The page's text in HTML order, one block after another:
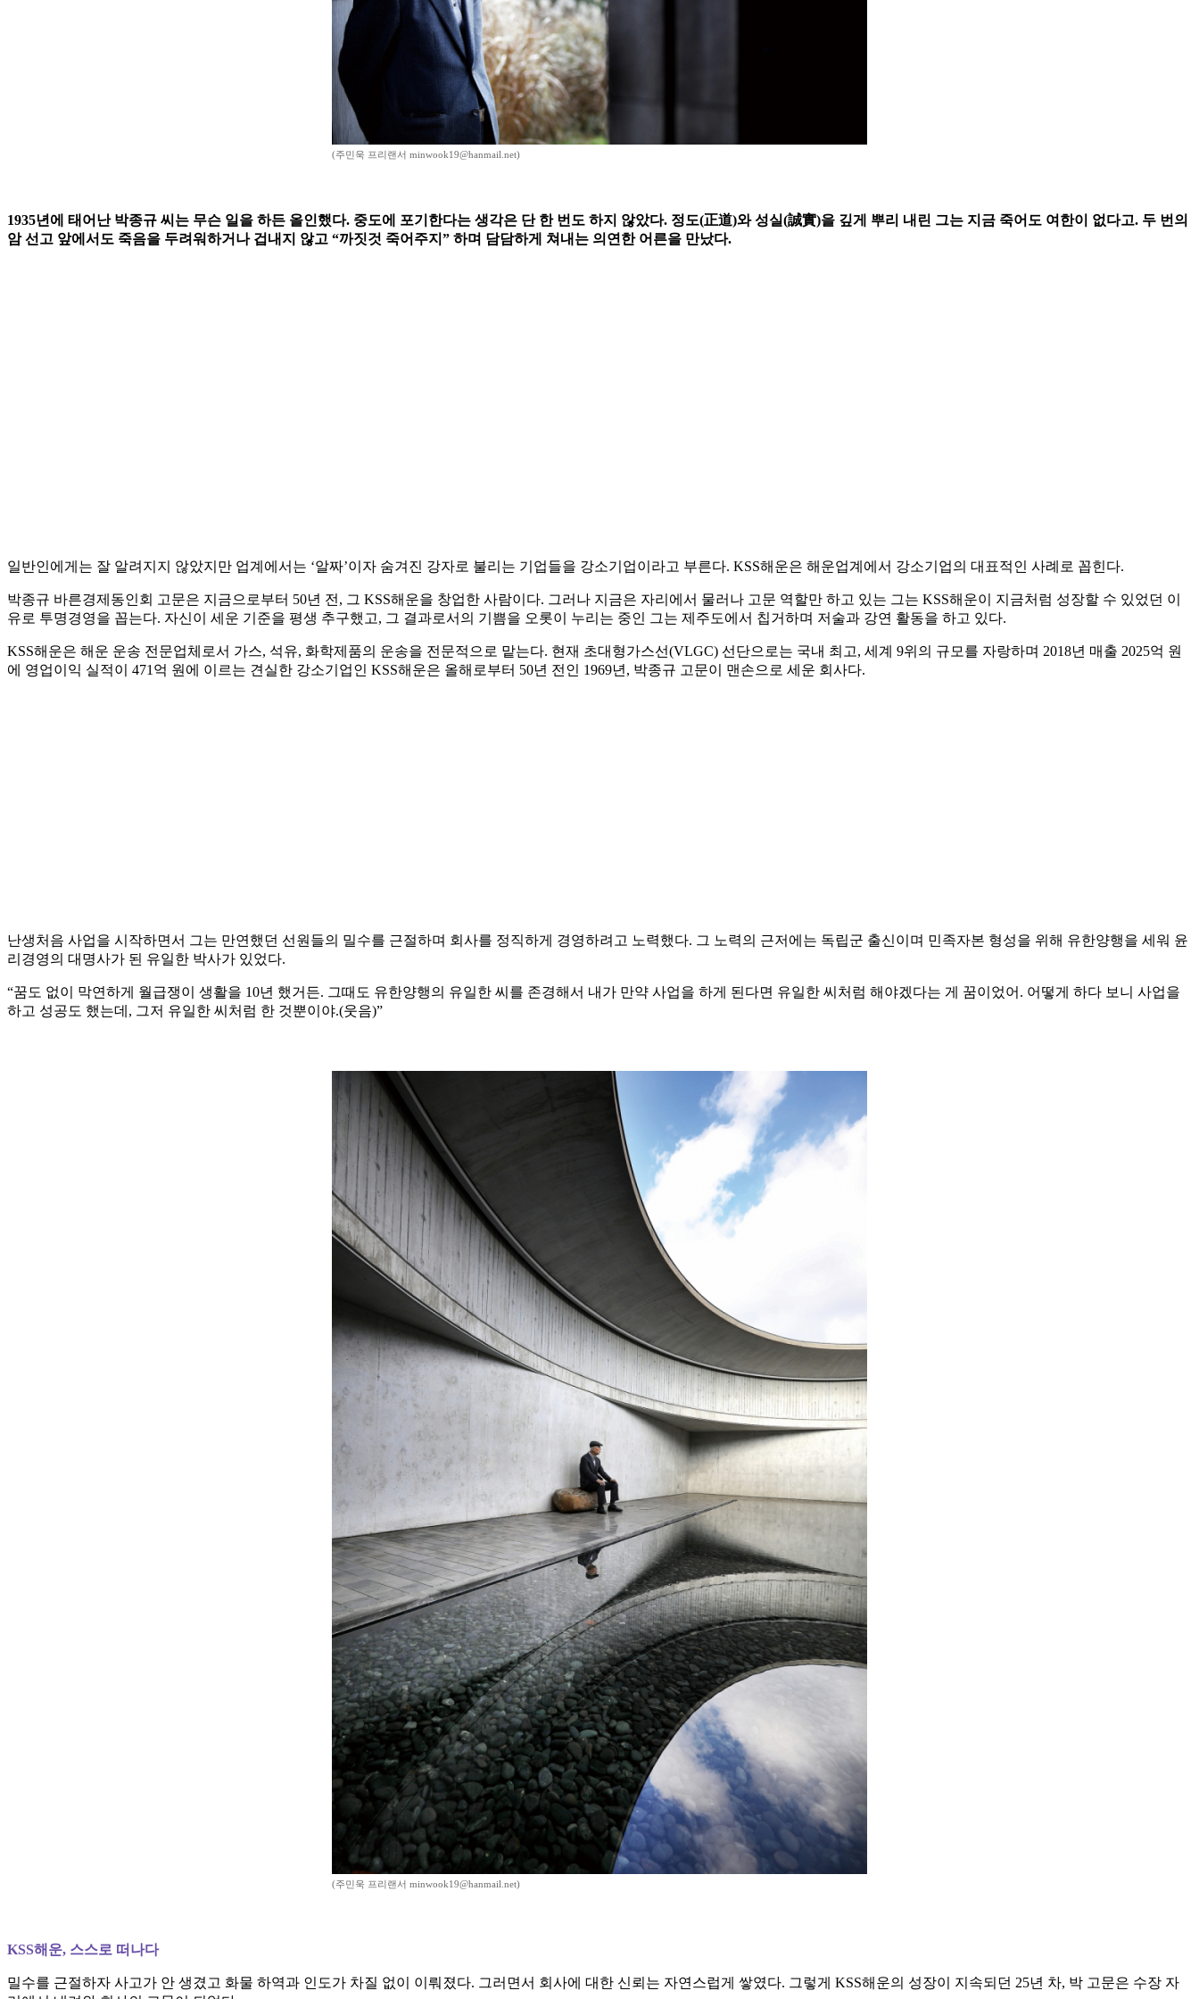
(주민욱 프리랜서 minwook19@hanmail.net)
1935년에 태어난 박종규 씨는 무슨 일을 하든 올인했다. 중도에 포기한다는 생각은 단 한 번도 하지 않았다. 정도(正道)와 성실(誠實)을 깊게 뿌리 내린 그는 지금 죽어도 여한이 없다고. 두 번의
암 선고 앞에서도 죽음을 두려워하거나 겁내지 않고 “까짓것 죽어주지” 하며 담담하게 쳐내는 의연한 어른을 만났다.
일반인에게는 잘 알려지지 않았지만 업계에서는 ‘알짜’이자 숨겨진 강자로 불리는 기업들을 강소기업이라고 부른다. KSS해운은 해운업계에서 강소기업의 대표적인 사례로 꼽힌다.
박종규 바른경제동인회 고문은 지금으로부터 50년 전, 그 KSS해운을 창업한 사람이다. 그러나 지금은 자리에서 물러나 고문 역할만 하고 있는 그는 KSS해운이 지금처럼 성장할 수 있었던 이
유로 투명경영을 꼽는다. 자신이 세운 기준을 평생 추구했고, 그 결과로서의 기쁨을 오롯이 누리는 중인 그는 제주도에서 칩거하며 저술과 강연 활동을 하고 있다.
KSS해운은 해운 운송 전문업체로서 가스, 석유, 화학제품의 운송을 전문적으로 맡는다. 현재 초대형가스선(VLGC) 선단으로는 국내 최고, 세계 9위의 규모를 자랑하며 2018년 매출 2025억 원
에 영업이익 실적이 471억 원에 이르는 견실한 강소기업인 KSS해운은 올해로부터 50년 전인 1969년, 박종규 고문이 맨손으로 세운 회사다.
난생처음 사업을 시작하면서 그는 만연했던 선원들의 밀수를 근절하며 회사를 정직하게 경영하려고 노력했다. 그 노력의 근저에는 독립군 출신이며 민족자본 형성을 위해 유한양행을 세워 윤
리경영의 대명사가 된 유일한 박사가 있었다.
“꿈도 없이 막연하게 월급쟁이 생활을 10년 했거든. 그때도 유한양행의 유일한 씨를 존경해서 내가 만약 사업을 하게 된다면 유일한 씨처럼 해야겠다는 게 꿈이었어. 어떻게 하다 보니 사업을
하고 성공도 했는데, 그저 유일한 씨처럼 한 것뿐이야.(웃음)”
(주민욱 프리랜서 minwook19@hanmail.net)
KSS해운, 스스로 떠나다
밀수를 근절하자 사고가 안 생겼고 화물 하역과 인도가 차질 없이 이뤄졌다. 그러면서 회사에 대한 신뢰는 자연스럽게 쌓였다. 그렇게 KSS해운의 성장이 지속되던 25년 차, 박 고문은 수장 자